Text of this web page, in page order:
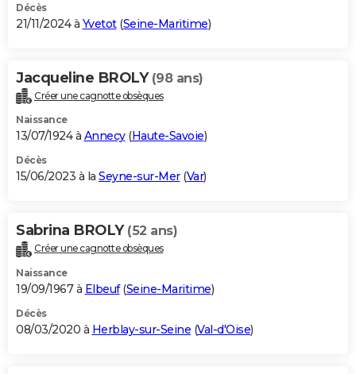
Décès
21/11/2024 à Yvetot(Seine-Maritime)
Jacqueline BROLY (98 ans)
Créer une cagnotte obsèques
Naissance
13/07/1924 à Annecy(Haute-Savoie)
Décès
15/06/2023 à la Seyne-sur-Mer(Var)
Sabrina BROLY (52 ans)
Créer une cagnotte obsèques
Naissance
19/09/1967 à Elbeuf(Seine-Maritime)
Décès
08/03/2020 à Herblay-sur-Seine (Val-d'Oise)